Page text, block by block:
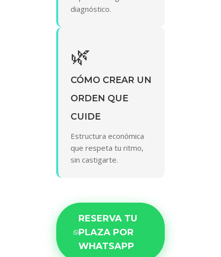
diagnóstico.
🌿
CÓMO CREAR UN
ORDEN QUE
CUIDE
Estructura económica
que respeta tu ritmo,
sin castigarte.
RESERVA TU
PLAZA POR
WHATSAPP